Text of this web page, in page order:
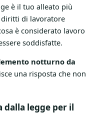
è il tuo alleato più
di lavoratore
è considerato lavoro
soddisfatte.
notturno da
una risposta che non
legge per il